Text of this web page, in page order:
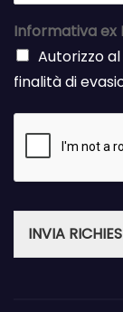
Informativa ex
Autorizzo
finalità di
INVIA